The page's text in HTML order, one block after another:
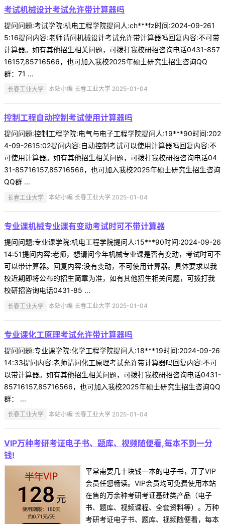
考试机械设计考试允许带计算器吗
提问问题:考试学院:机电工程学院提问人:ch***fz时间:2024-09-261
5:16提问内容:老师请问机械设计考试允许带计算器吗回复内容:不可带
计算器。如有其他招生相关问题，可拨打我校研招咨询电话0431-857
16157,85716566，也可加入我校2025年硕士研究生招生咨询QQ
群：71 ...
长春工业大学 本站小编 长春工业大学 2025-01-04
控制工程自动控制考试使用计算器吗
提问问题:控制工程学院:电气与电子工程学院提问人:19***90时间:202
4-09-2615:02提问内容:自动控制考试可以使用计算器吗回复内容:不
可使用计算器。如有其他招生相关问题，可拨打我校研招咨询电话04
31-85716157,85716566，也可加入我校2025年硕士研究生招生咨询
QQ群 ...
长春工业大学 本站小编 长春工业大学 2025-01-04
专业课机械专业课有变动考试时可不带计算器
提问问题:专业课学院:机电工程学院提问人:15***90时间:2024-09-26
14:51提问内容:老师，想请问今年机械专业课是否有变动，考试时可不
可以带计算器。回复内容:没有变动，不可使用计算器。具体要求以我
校近期即将公布的招生简章为准，如有其他招生相关问题，可拨打我
校研招咨询电话0431-85 ...
长春工业大学 本站小编 长春工业大学 2025-01-04
专业课化工原理考试允许带计算器吗
提问问题:专业课学院:化学工程学院提问人:18***19时间:2024-09-26
14:33提问内容:老师请问化工原理考试允许带计算器吗回复内容:不可
以带计算器。如有其他招生相关问题，可拨打我校研招咨询电话0431-
85716157,85716566，也可加入我校2025年硕士研究生招生咨询QQ
群： ...
长春工业大学 本站小编 长春工业大学 2025-01-04
VIP万种考研考证电子书、题库、视频随便看,每本不到一分
钱!
平常需要几十块钱一本的电子书，开了VIP
会员任您畅读。VIP会员均可免费使用本站
在售的万余种考研考证基础类产品（电子
书、题库、视频课程、全套资料等）。万种
考研考证电子书、题库、视频随便看，每本